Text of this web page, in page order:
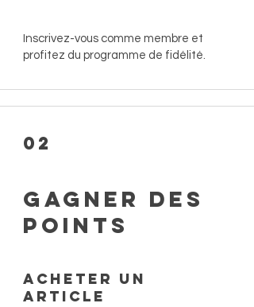
Inscrivez-vous comme membre et
profitez du programme de fidélité.
02
Gagner des
points
Acheter un
article